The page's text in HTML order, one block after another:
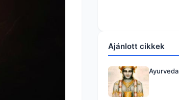
Ajánlott cikkek
Ayurveda